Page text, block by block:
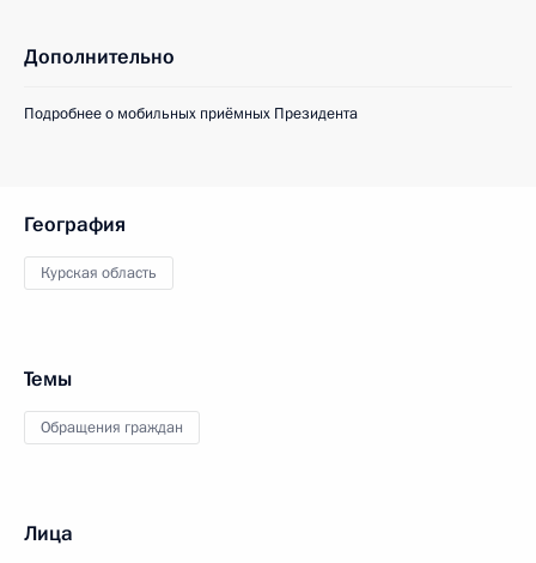
Дополнительно
Подробнее о мобильных приёмных Президента
География
Курская область
Темы
Обращения граждан
Лица